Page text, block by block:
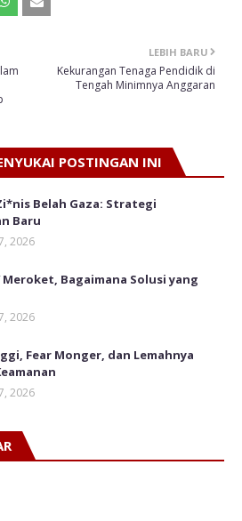
LEBIH BARU
Kekurangan Tenaga Pendidik di
Tengah Minimnya Anggaran
POSTINGAN INI
Belah Gaza: Strategi
Baru
2026
Meroket, Bagaimana Solusi yang
2026
Fear Monger, dan Lemahnya
2026